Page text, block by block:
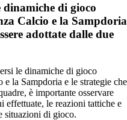
dinamiche di gioco
Calcio e la Sampdoria
adottate dalle due
le dinamiche di gioco
la Sampdoria e le strategie che
è importante osservare
effettuate, le reazioni tattiche e
situazioni di gioco.